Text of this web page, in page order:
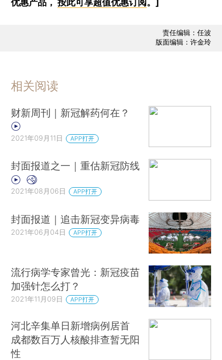
优惠产品，按此可享超值优惠订阅 。]
责任编辑：任波
版面编辑：许金玲
相关阅读
财新周刊｜新冠解药何在？
2021年09月11日 APP打开
封面报道之一｜重估新冠防线
2021年08月06日 APP打开
封面报道｜追击新冠变异病毒
2021年06月04日 APP打开
流行病学专家曾光：新冠疫苗
加强针怎么打？
2021年11月09日 APP打开
河北辛集单日新增病例居首
成都数百万人核酸排查暂无阳
性